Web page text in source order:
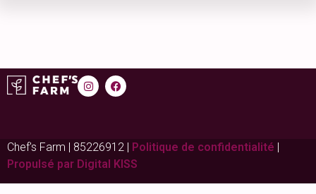
Chef's Farm | 85226912 | Politique de confidentialité
Propulsé par Digital KISS